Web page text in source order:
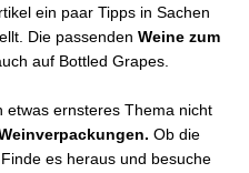
ein paar Tipps in Sachen
Die passenden Weine zum
auf Bottled Grapes.
etwas ernsteres Thema nicht
Ob die
es heraus und besuche